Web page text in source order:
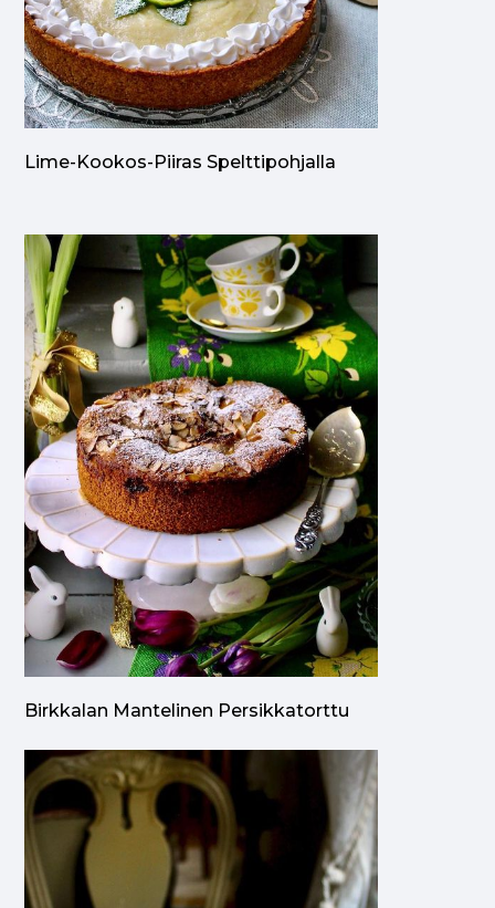
Lime-Kookos-Piiras Spelttipohjalla
Birkkalan Mantelinen Persikkatorttu